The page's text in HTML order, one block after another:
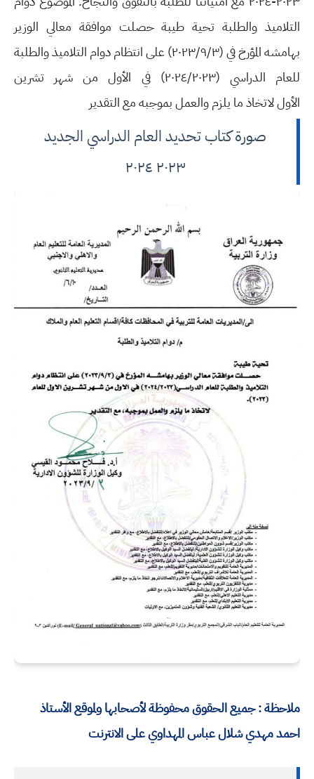
التلاميذ والطلبة تحية طيبة حصلت موافقة معالي الوزير
بهامشه المؤرخ في (۲۰۲۳/۹/۳) على انتظام دوام التلاميذ والطلبة
للعام الدراسي (۲۰۲٤/۲۰۲۳) في الأول من شهر تشرين
الأوللاتخاذ ما يلزم والعمل بموجبه مع التقدير
صورة كتاب تحديد العام الدراسي الجديد
٢٠٢٣ ٢٠٢٤
ملاحظة : جميع الحقوق محفوظة لأصحابها ولموقع الأستاذ
احمد مهدي شلال عباس المهداوي على الانترنت